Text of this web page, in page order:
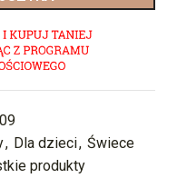
, Dla dzieci, Świece
produkty